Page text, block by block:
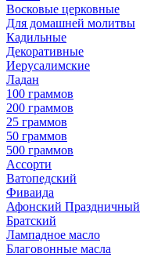
Восковые церковные
Для домашней молитвы
Кадильные
Декоративные
Иерусалимские
Ладан
100 граммов
200 граммов
25 граммов
50 граммов
500 граммов
Ассорти
Ватопедский
Фиваида
Афонский Праздничный
Братский
Лампадное масло
Благовонные масла